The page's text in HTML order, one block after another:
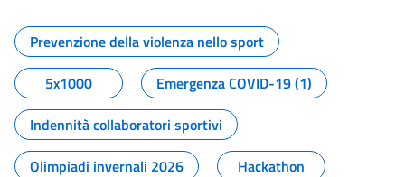
Tutti i contenuti della pagina
Prevenzione della violenza nello sport
5x1000
Emergenza COVID-19 (1)
Indennità collaboratori sportivi
Olimpiadi invernali 2026
Hackathon